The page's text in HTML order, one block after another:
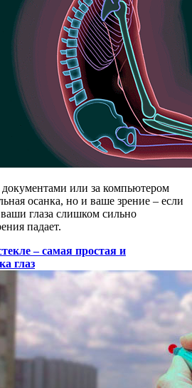
или за компьютером
осанка, но и ваше зрение – если
глаза слишком сильно
падает.
– самая простая и
глаз